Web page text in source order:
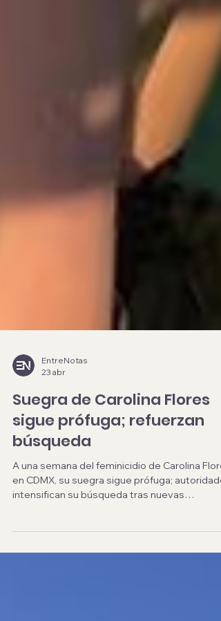
EntreNotas
23 abr
Suegra de Carolina Flores
sigue prófuga; refuerzan
búsqueda
en CDMX, su suegra sigue prófuga;
intensifican su búsqueda tras nuevas